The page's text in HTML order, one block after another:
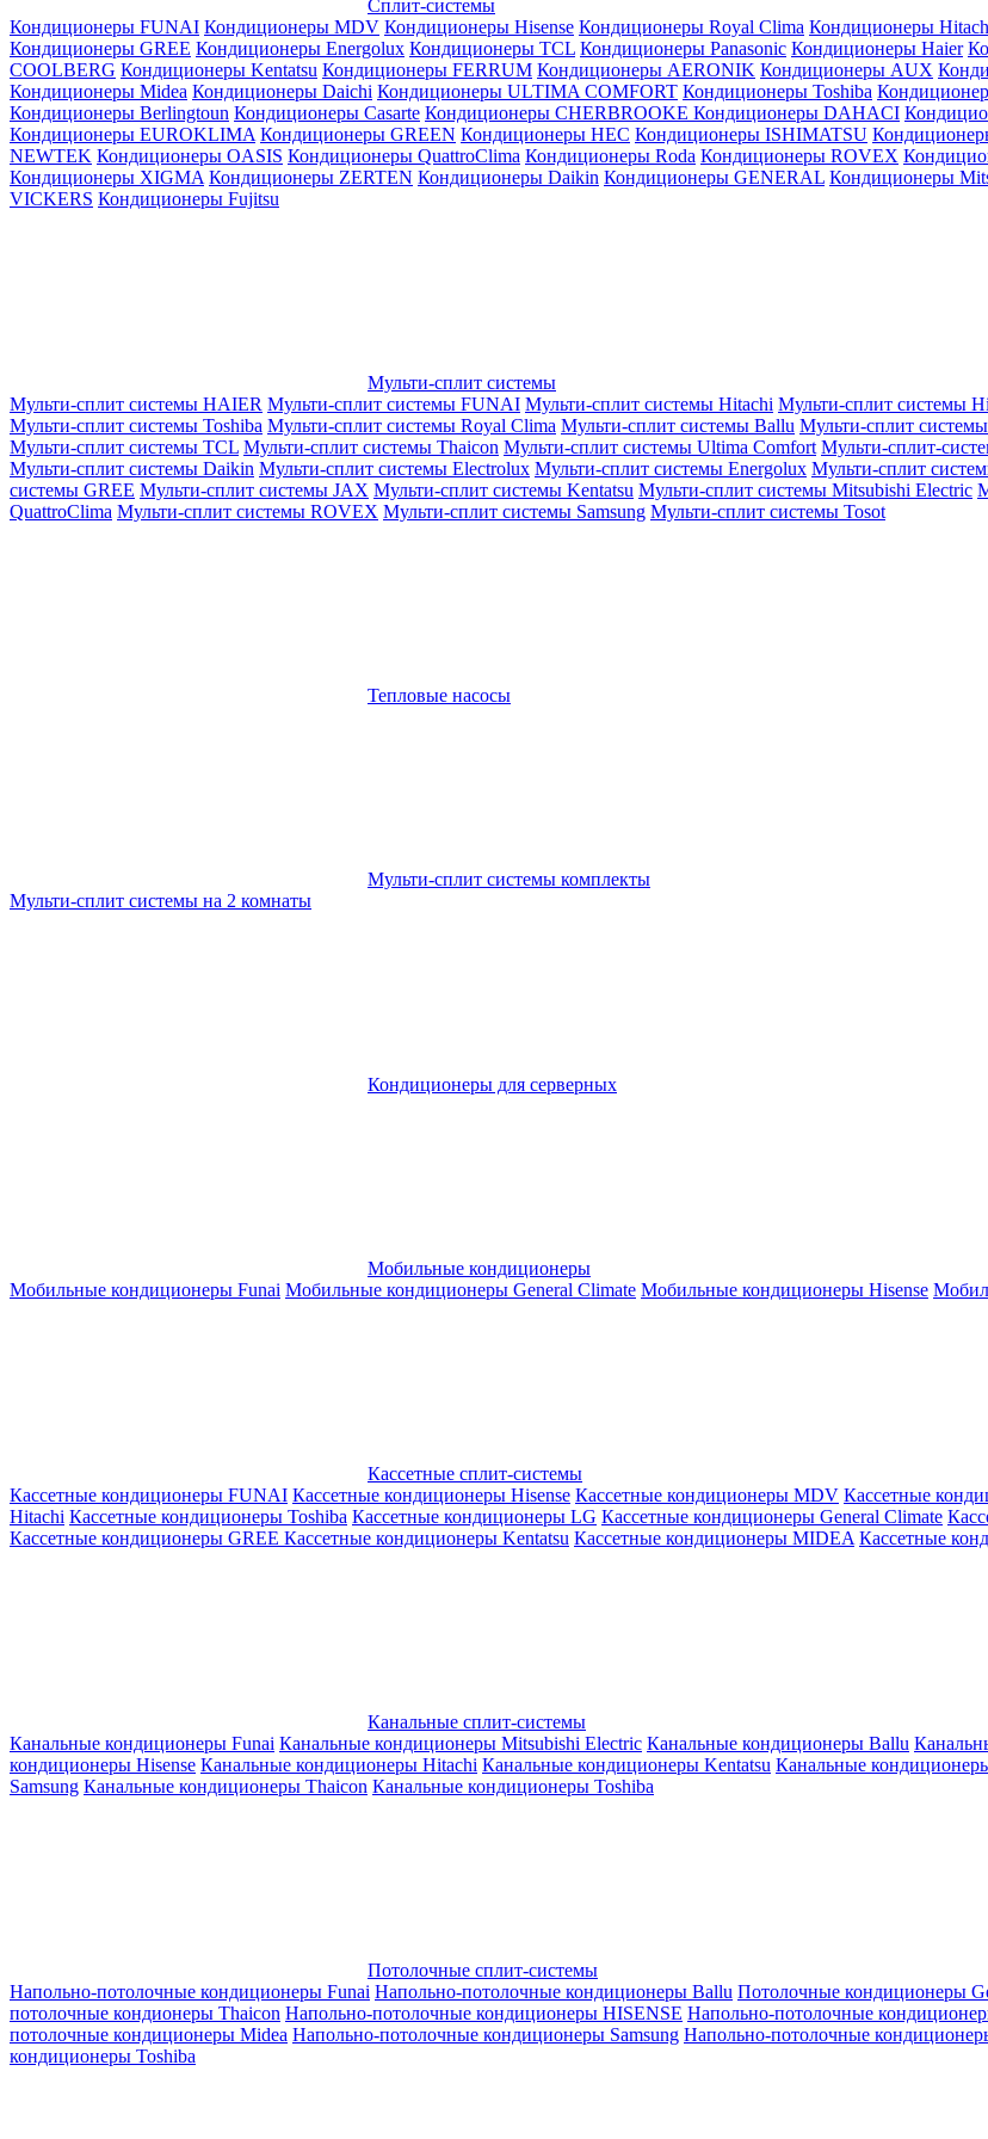
Сплит-системы
Кондиционеры FUNAI Кондиционеры MDV Кондиционеры Hisense Кондиционеры Royal Clima Кондиционеры
Кондиционеры GREE Кондиционеры Energolux Кондиционеры TCL Кондиционеры Panasonic Кондиционеры Haier
СOOLBERG Кондиционеры Kentatsu Кондиционеры FERRUM Кондиционеры AERONIK Кондиционеры AUX
Кондиционеры Midea Кондиционеры Daichi Кондиционеры ULTIMA COMFORT Кондиционеры Toshiba
Кондиционеры Berlingtoun Кондиционеры Casarte Кондиционеры CHERBROOKE Кондиционеры DAHACI
Кондиционеры EUROKLIMA Кондиционеры GREEN Кондиционеры HEC Кондиционеры ISHIMATSU
NEWTEK Кондиционеры OASIS Кондиционеры QuattroClima Кондиционеры Roda Кондиционеры ROVEX
Кондиционеры XIGMA Кондиционеры ZERTEN Кондиционеры Daikin Кондиционеры GENERAL Кондиционеры
VICKERS Кондиционеры Fujitsu
Мульти-сплит системы
Мульти-сплит системы HAIER Мульти-сплит системы FUNAI Мульти-сплит системы Hitachi Мульти-сплит системы
Мульти-сплит системы Toshiba Мульти-сплит системы Royal Clima Мульти-сплит системы Ballu Мульти-сплит
Мульти-сплит системы TCL Мульти-сплит системы Thaicon Мульти-сплит системы Ultima Comfort Мульти-сплит-
Мульти-сплит системы Daikin Мульти-сплит системы Electrolux Мульти-сплит системы Energolux Мульти-сплит
системы GREE Мульти-сплит системы JAX Мульти-сплит системы Kentatsu Мульти-сплит системы Mitsubishi Electric
QuattroClima Мульти-сплит системы ROVEX Мульти-сплит системы Samsung Мульти-сплит системы Tosot
Тепловые насосы
Мульти-сплит системы комплекты
Мульти-сплит системы на 2 комнаты
Кондиционеры для серверных
Мобильные кондиционеры
Мобильные кондиционеры Funai Мобильные кондиционеры General Climate Мобильные кондиционеры Hisense
Кассетные сплит-системы
Кассетные кондиционеры FUNAI Кассетные кондиционеры Hisense Кассетные кондиционеры MDV Кассетные
Hitachi Кассетные кондиционеры Toshiba Кассетные кондиционеры LG Кассетные кондиционеры General Climate
Кассетные кондиционеры GREE Кассетные кондиционеры Kentatsu Кассетные кондиционеры MIDEA Кассетные
Канальные сплит-системы
Канальные кондиционеры Funai Канальные кондиционеры Mitsubishi Electric Канальные кондиционеры Ballu
кондиционеры Hisense Канальные кондиционеры Hitachi Канальные кондиционеры Kentatsu Канальные
Samsung Канальные кондиционеры Thaicon Канальные кондиционеры Toshiba
Потолочные сплит-системы
Напольно-потолочные кондиционеры Funai Напольно-потолочные кондиционеры Ballu Потолочные кондиционеры
потолочные кондионеры Thaicon Напольно-потолочные кондиционеры HISENSE Напольно-потолочные
потолочные кондиционеры Midea Напольно-потолочные кондиционеры Samsung Напольно-потолочные
кондиционеры Toshiba